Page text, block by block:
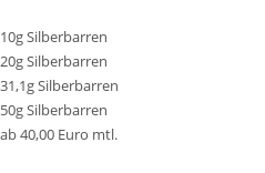
10g Silberbarren
20g Silberbarren
31,1g Silberbarren
50g Silberbarren
ab 40,00 Euro mtl.